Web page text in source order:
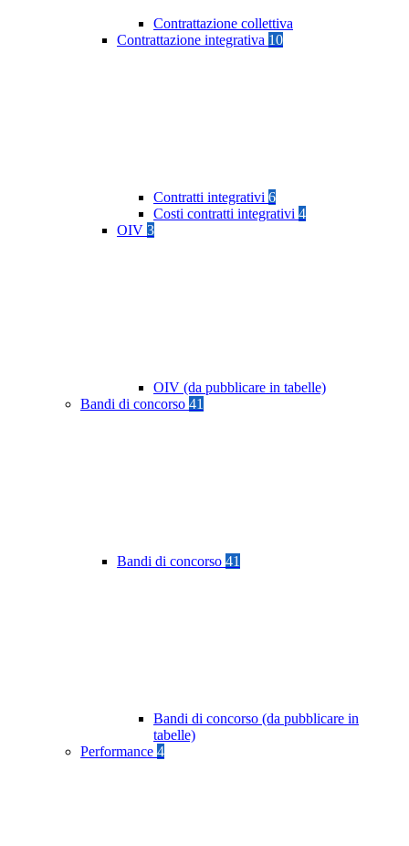
Contrattazione collettiva
Contrattazione integrativa 10
Contratti integrativi 6
Costi contratti integrativi 4
OIV 3
OIV (da pubblicare in tabelle)
Bandi di concorso 41
Bandi di concorso 41
Bandi di concorso (da pubblicare in
tabelle)
Performance 4